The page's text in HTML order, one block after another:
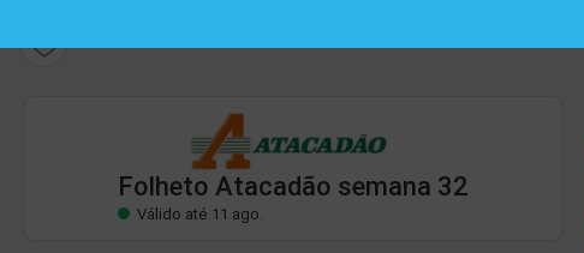
Válido até 11 ago.
Folheto Atacadão semana 32
Válido até 11 ago.